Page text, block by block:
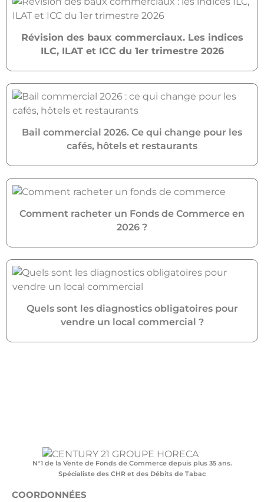
Révision des baux commerciaux. Les indices
ILC, ILAT et ICC du 1er trimestre 2026
Bail commercial 2026. Ce qui change pour les
cafés, hôtels et restaurants
Comment racheter un Fonds de Commerce en
2026 ?
Quels sont les diagnostics obligatoires pour
vendre un local commercial ?
N°1 de la Vente de Fonds de Commerce depuis plus 35 ans.
Spécialiste des CHR et des Débits de Tabac
COORDONNÉES